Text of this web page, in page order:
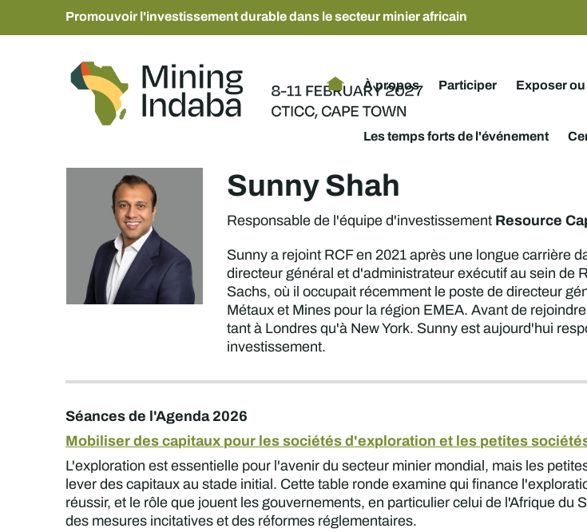
Promouvoir l'investissement durable dans le secteur minier africain
À propos Participer Exposer
Les temps forts de l'événement
Sunny Shah
Responsable de l'équipe d'investissement Resource
Sunny a rejoint RCF en 2021 après une longue carrière
directeur général et d'administrateur exécutif au sein de
Sachs, où il occupait récemment le poste de directeur
Métaux et Mines pour la région EMEA. Avant de
tant à Londres qu'à New York. Sunny est aujourd'hui
investissement.
Séances de l'Agenda 2026
Mobiliser des capitaux pour les sociétés d'exploration et les petites
L'exploration est essentielle pour l'avenir du secteur minier mondial, mais les
lever des capitaux au stade initial. Cette table ronde examine qui finance
réussir, et le rôle que jouent les gouvernements, en particulier celui de l'Afrique
des mesures incitatives et des réformes réglementaires.